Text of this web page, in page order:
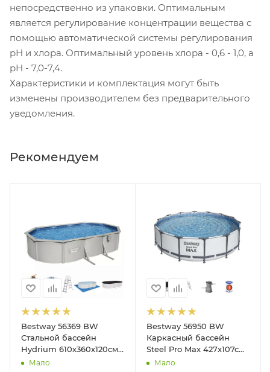
непосредственно из упаковки. Оптимальным
является регулирование концентрации вещества с
помощью автоматической системы регулирования
рН и хлора. Оптимальный уровень хлора - 0,6 - 1,0, а
рН - 7,0-7,4.
Характеристики и комплектация могут быть
изменены производителем без предварительного
уведомления.
Рекомендуем
Bestway 56369 BW
Стальной бассейн
Hydrium 610х360х120см,
19929л, песч.фил.-нас
Мало
Bestway 56950 BW
Каркасный бассейн
Steel Pro Max 427х107см,
13030л, фил.-насос
Мало